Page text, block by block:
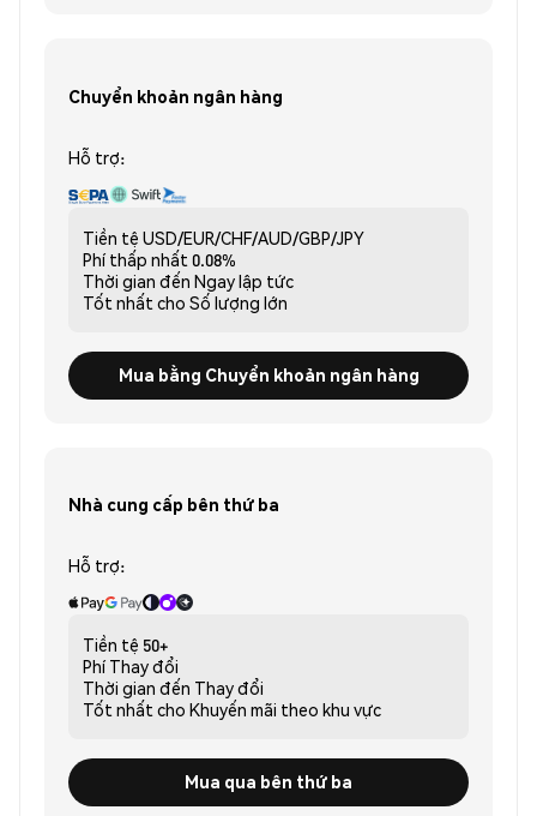
Chuyển khoản ngân hàng
Hỗ trợ:
Tiền tệ USD/EUR/CHF/AUD/GBP/JPY
Phí thấp nhất 0.08%
Thời gian đến Ngay lập tức
Tốt nhất cho Số lượng lớn
Mua bằng Chuyển khoản ngân hàng
Nhà cung cấp bên thứ ba
Hỗ trợ:
Tiền tệ 50+
Phí Thay đổi
Thời gian đến Thay đổi
Tốt nhất cho Khuyến mãi theo khu vực
Mua qua bên thứ ba